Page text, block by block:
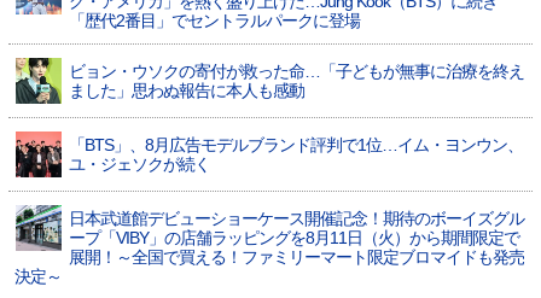
「歴代2番目」でセントラルパークに登場
ビョン・ウソクの寄付が救った命…「子どもが無事に治療を終え
ました」思わぬ報告に本人も感動
「BTS」、8月広告モデルブランド評判で1位…イム・ヨンウン、
ユ・ジェソクが続く
日本武道館デビューショーケース開催記念！期待のボーイズグル
ープ「VIBY」の店舗ラッピングを8月11日（火）から期間限定で
展開！～全国で買える！ファミリーマート限定ブロマイドも発売
決定～